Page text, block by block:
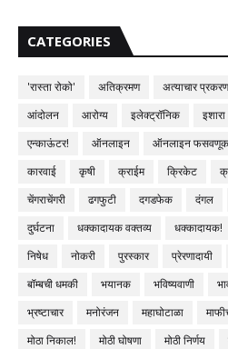
CATEGORIES
'रास्ता रोको' अतिक्रमण अत्याचार प्रकरण
आंदोलन
आरोग्य इलेक्ट्रॉनिक इशारा
एन्काऊंटर!
ऑनलाइन ऑनलाइन फसवणूक
कारवाई
कृषी क्राईम क्रिकेट
चेंगराचेंगरी
ढगफुटी दगडफेक दंगल
दुर्घटना
धक्कादायक वक्तव्य धक्कादायक!
निषेध
नोकरी पुरस्कार प्रेरणादायी
बॉम्बची धमकी
भयानक भविष्यवाणी
भ्रष्टाचार
मनोरंजन महाघोटाळा
मोठा निकाल!
मोठी घोषणा मोठी निर्णय